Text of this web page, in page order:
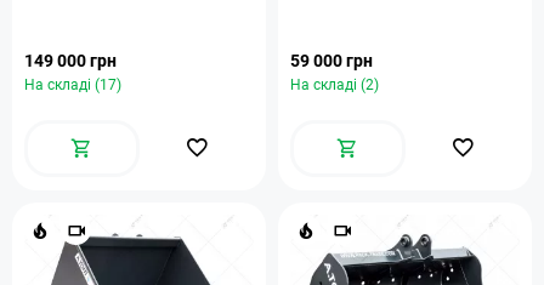
149 000 грн
На складі (17)
59 000 грн
На складі (2)